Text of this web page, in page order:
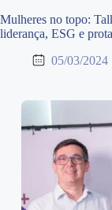
Mulheres no topo:
liderança, ESG e
05/03/2024